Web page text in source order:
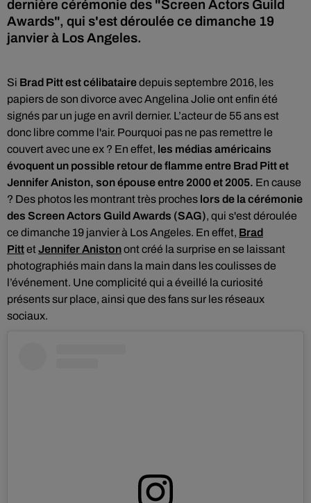
dernière cérémonie des "Screen Actors Guild
Awards", qui s'est déroulée ce dimanche 19
janvier à Los Angeles.
Si Brad Pittest célibatairedepuis septembre 2016, les
papiers de son divorce avec Angelina Jolie ont enfin été
signés par un juge en avril dernier. L’acteur de 55 ans est
donc libre comme l'air. Pourquoi pas ne pas remettre le
couvert avec une ex ? En effet, les médias américains
évoquent un possible retour de flamme entre Brad Pitt et
Jennifer Aniston, son épouse entre 2000 et 2005. En cause
? Des photos les montrant très proches lors de la cérémonie
des Screen Actors Guild Awards (SAG), qui s'est déroulée
ce dimanche 19 janvier à Los Angeles. En effet, Brad
PittetJennifer Anistonont créé la surprise en se laissant
photographiés main dans la main dans les coulisses de
l’événement. Une complicité qui a éveillé la curiosité
présents sur place, ainsi que des fans sur les réseaux
sociaux.